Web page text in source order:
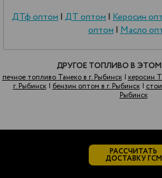
ДТф оптом| ДТ оптом| Керосин
оптом|Масло
ДРУГОЕ ТОПЛИВО В
печное топливо Танеко в г. Рыбинск| керосин
г. Рыбинск| бензин оптом в г. Рыбинск|
Рыбинск
РАССЧИТАТЬ
ДОСТАВКУ ГСМ